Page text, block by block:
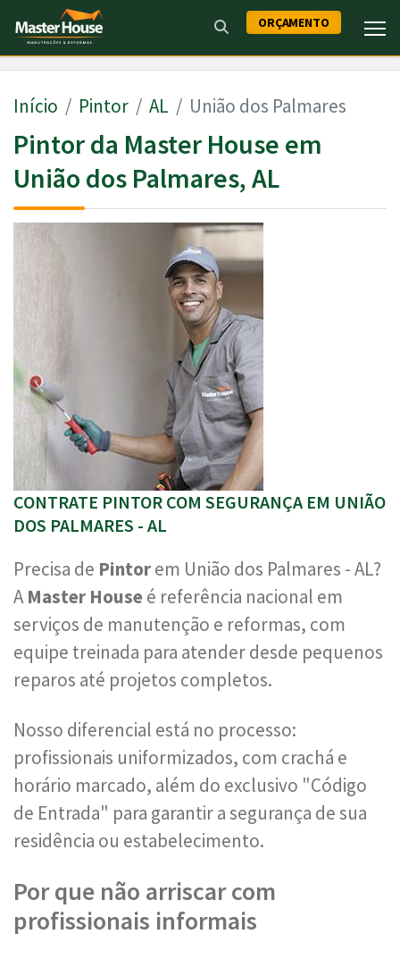
ORÇAMENTO
Início Pintor AL União dos Palmares
Pintor da Master House em
União dos Palmares, AL
CONTRATE PINTOR COM SEGURANÇA EM UNIÃO
DOS PALMARES - AL
Precisa de Pintorem União dos Palmares - AL?
AMaster House é referência nacional em
serviços de manutenção e reformas, com
equipe treinada para atender desde pequenos
reparos até projetos completos.
Nosso diferencial está no processo:
profissionais uniformizados, com crachá e
horário marcado, além do exclusivo "Código
de Entrada" para garantir a segurança de sua
residência ou estabelecimento.
Por que não arriscar com
profissionais informais